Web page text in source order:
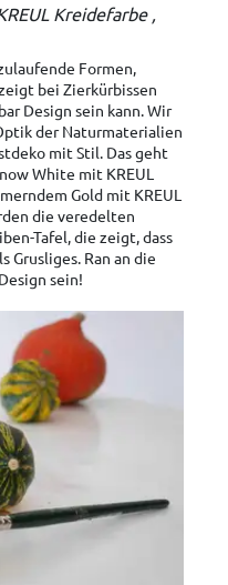
Kreidefarbe
Formen,
bei Zierkürbissen
Design sein kann. Wir
der Naturmaterialien
mit Stil. Das geht
White mit KREUL
Gold mit KREUL
die veredelten
Tafel, die zeigt, dass
Grusliges. Ran an die
sein!